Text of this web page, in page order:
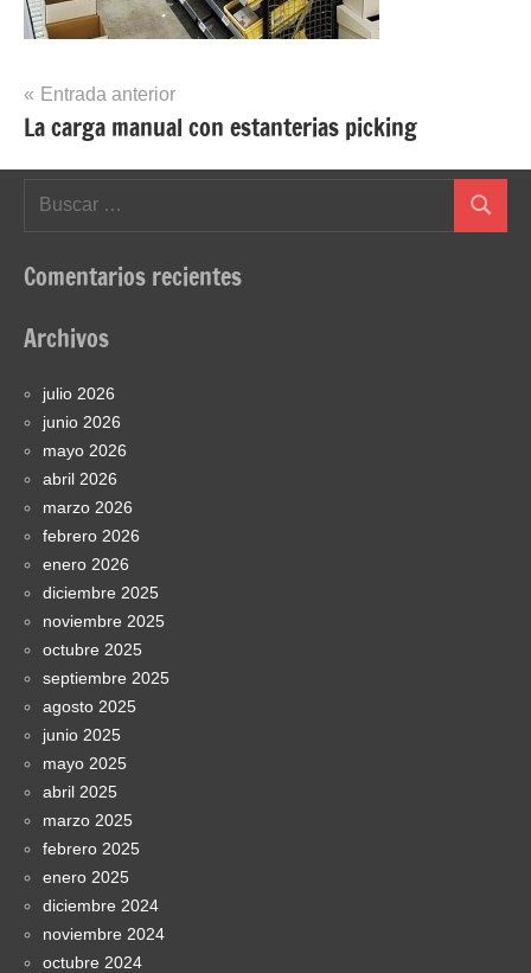
Navegación
de
entradas
Entrada anterior
La carga manual con estanterias picking
Buscar
Comentarios recientes
Archivos
julio 2026
junio 2026
mayo 2026
abril 2026
marzo 2026
febrero 2026
enero 2026
diciembre 2025
noviembre 2025
octubre 2025
septiembre 2025
agosto 2025
junio 2025
mayo 2025
abril 2025
marzo 2025
febrero 2025
enero 2025
diciembre 2024
noviembre 2024
octubre 2024